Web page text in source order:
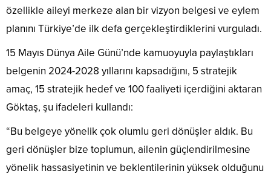
özellikle aileyi merkeze alan bir vizyon belgesi ve eylem
planını Türkiye’de ilk defa gerçekleştirdiklerini vurguladı.
15 Mayıs Dünya Aile Günü’nde kamuoyuyla paylaştıkları
belgenin 2024-2028 yıllarını kapsadığını, 5 stratejik
amaç, 15 stratejik hedef ve 100 faaliyeti içerdiğini aktaran
Göktaş, şu ifadeleri kullandı:
“Bu belgeye yönelik çok olumlu geri dönüşler aldık. Bu
geri dönüşler bize toplumun, ailenin güçlendirilmesine
yönelik hassasiyetinin ve beklentilerinin yüksek olduğunu